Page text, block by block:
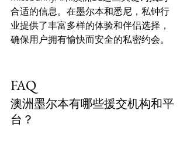
合适的信息。在墨尔本和悉尼，私钟行
业提供了丰富多样的体验和伴侣选择，
确保用户拥有愉快而安全的私密约会。
FAQ
澳洲墨尔本有哪些援交机构和平
台？